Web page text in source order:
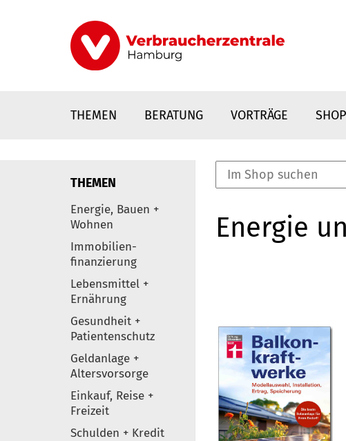
THEMEN BERATUNG VORTRÄGE SHOP
Elemente
THEMEN
Energie, Bauen +
Wohnen
Immobilien-
finanzierung
Lebensmittel +
Ernährung
Gesundheit +
Patientenschutz
Geldanlage +
Altersvorsorge
Einkauf, Reise +
Freizeit
Schulden + Kredit
Energie